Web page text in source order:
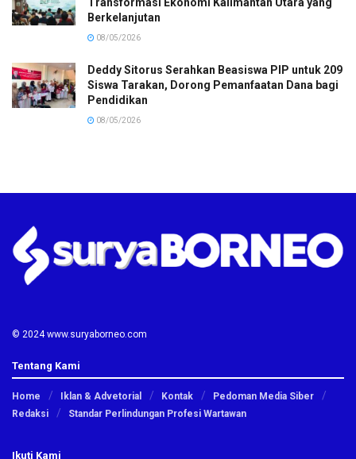
Berkelanjutan
08/05/2026
Deddy Sitorus Serahkan Beasiswa PIP untuk 209
Siswa Tarakan, Dorong Pemanfaatan Dana bagi
Pendidikan
08/05/2026
© 2024 www.suryaborneo.com
Tentang Kami
Home Iklan & Advetorial Kontak
Pedoman Media Siber
Redaksi
Standar Perlindungan Profesi Wartawan
Ikuti Kami